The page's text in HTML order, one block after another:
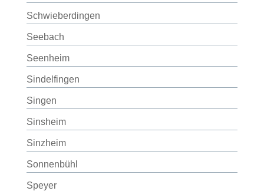
Schwieberdingen
Seebach
Seenheim
Sindelfingen
Singen
Sinsheim
Sinzheim
Sonnenbühl
Speyer